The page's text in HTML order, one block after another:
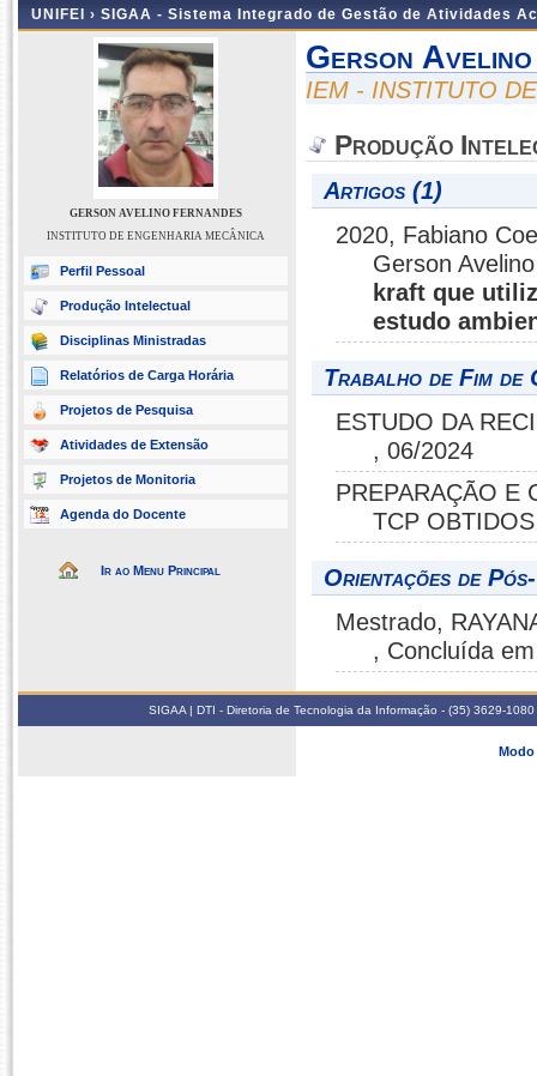
UNIFEI › SIGAA - Sistema Integrado de Gestão de Atividades
GERSON AVELINO FERNANDES
INSTITUTO DE ENGENHARIA MECÂNICA
Perfil Pessoal
Produção Intelectual
Disciplinas Ministradas
Relatórios de Carga Horária
Projetos de Pesquisa
Atividades de Extensão
Projetos de Monitoria
Agenda do Docente
Ir ao Menu Principal
Gerson
IEM - INSTITUTO
Produção
Artigos (1)
2020, Fabiano
Gerson
kraft que
estudo
Trabalho de Fim de
ESTUDO DA
, 06/2024
PREPARAÇÃO E
TCP
Orientações de
Mestrado,
, Concluída
SIGAA | DTI - Diretoria de Tecnologia da Informação - (35) 3629-
Modo